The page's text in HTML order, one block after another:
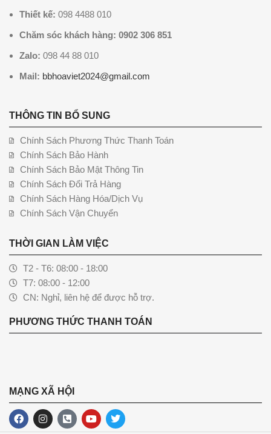
Thiết kế: 098 4488 010
Chăm sóc khách hàng: 0902 306 851
Zalo: 098 44 88 010
Mail: bbhoaviet2024@gmail.com
THÔNG TIN BỔ SUNG
Chính Sách Phương Thức Thanh Toán
Chính Sách Bảo Hành
Chính Sách Bảo Mật Thông Tin
Chính Sách Đổi Trả Hàng
Chính Sách Hàng Hóa/Dịch Vụ
Chính Sách Vận Chuyển
THỜI GIAN LÀM VIỆC
T2 - T6: 08:00 - 18:00
T7: 08:00 - 12:00
CN: Nghỉ, liên hệ để được hỗ trợ.
PHƯƠNG THỨC THANH TOÁN
MẠNG XÃ HỘI